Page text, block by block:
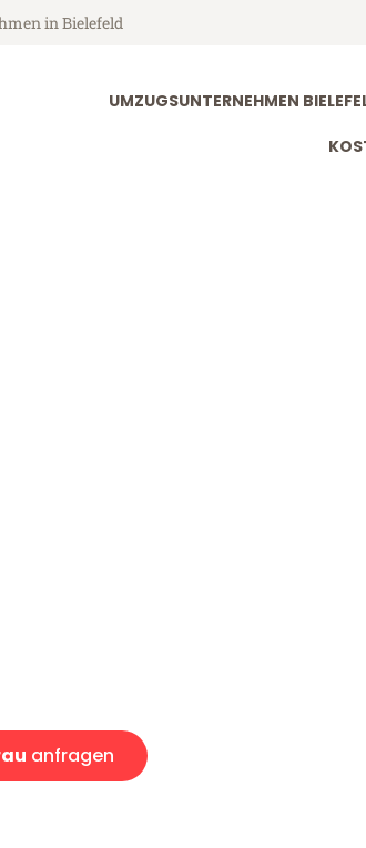
in Bielefeld
UMZUGSUNTERNEHMEN
anfragen